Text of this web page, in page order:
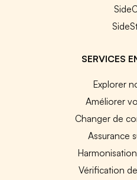
SERVICES
Explorer
Améliorer
Changer de
Assurance
Vérification